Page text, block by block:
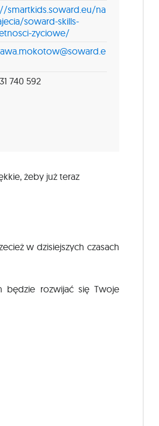
smartkids.soward.eu/na
soward-skills-
zyciowe/
740 592
żeby już teraz
w dzisiejszych czasach
będzie rozwijać się Twoje